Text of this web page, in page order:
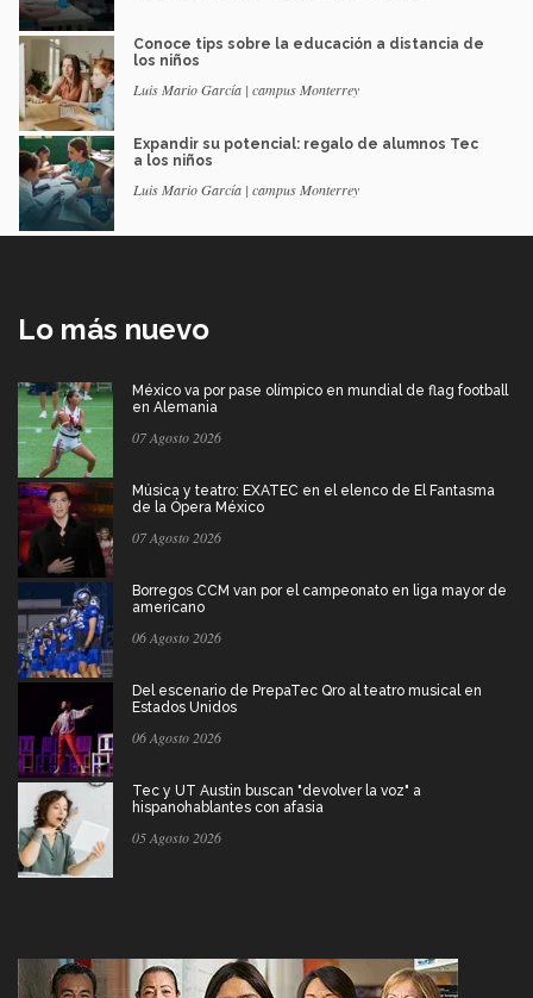
Conoce tips sobre la educación a distancia de
los niños
Luis Mario García | campus Monterrey
Expandir su potencial: regalo de alumnos Tec
a los niños
Luis Mario García | campus Monterrey
Lo más nuevo
México va por pase olímpico en mundial de flag football
en Alemania
07 Agosto 2026
Música y teatro: EXATEC en el elenco de El Fantasma
de la Ópera México
07 Agosto 2026
Borregos CCM van por el campeonato en liga mayor de
americano
06 Agosto 2026
Del escenario de PrepaTec Qro al teatro musical en
Estados Unidos
06 Agosto 2026
Tec y UT Austin buscan "devolver la voz" a
hispanohablantes con afasia
05 Agosto 2026